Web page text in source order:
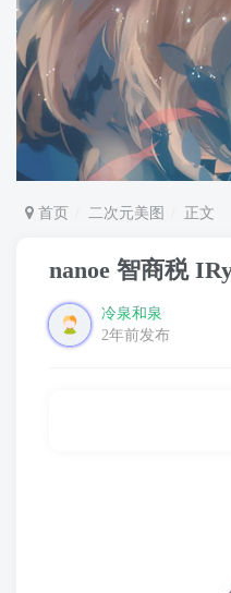
首页 二次元美图 正文
nanoe 智商税
冷泉和泉
2年前发布